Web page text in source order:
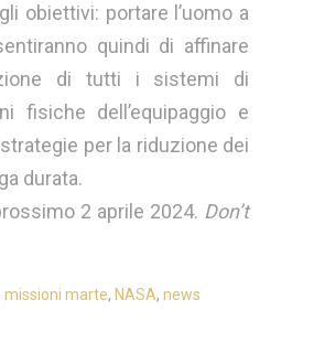
obiettivi: portare l’uomo a
quindi di affinare
di tutti i sistemi di
fisiche dell’equipaggio e
per la riduzione dei
durata.
2 aprile 2024. Don’t
missioni marte, NASA, news